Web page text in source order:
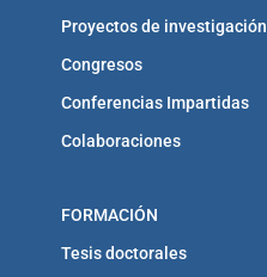
Proyectos de investigación
Congresos
Conferencias Impartidas
Colaboraciones
FORMACIÓN
Tesis doctorales